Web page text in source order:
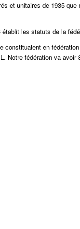
et unitaires de 1935
les statuts de la
en
Notre fédération va avoir